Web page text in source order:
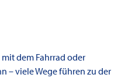
dem Fahrrad oder
– viele Wege führen zu der